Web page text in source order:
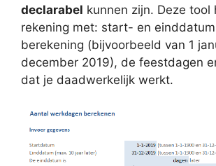
declarabel kunnen zijn. Deze tool
rekening met: start- en
berekening (bijvoorbeeld van 1
december 2019), de feestdagen
dat je daadwerkelijk werkt.